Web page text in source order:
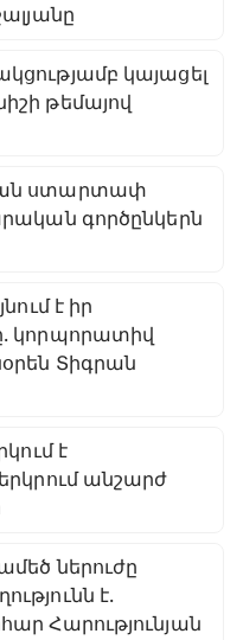
կայացել
թեմայով
ստարտափ
գործընկերն
է իր
կորպորատիվ
Տիգրան
է
անշարժ
ներուժը
է․
Հարությունյան